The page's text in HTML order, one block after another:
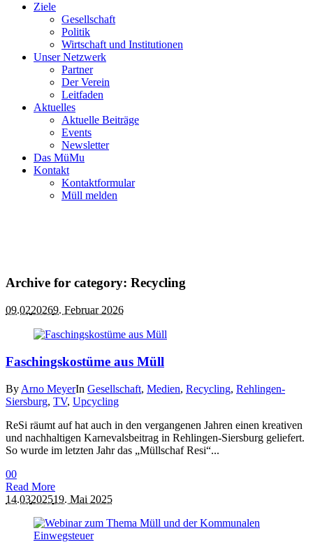
Ziele
Gesellschaft
Politik
Wirtschaft und Institutionen
Unser Netzwerk
Partner
Der Verein
Leitfaden
Aktuelles
Aktuelle Beiträge
Events
Newsletter
Das MüMu
Kontakt
Kontaktformular
Müll melden
Archive for category: Recycling
09.0220269. Februar 2026
Faschingskostüme aus Müll
By Arno MeyerIn Gesellschaft, Medien, Recycling, Rehlingen-
Siersburg, TV, Upcycling
ReSi räumt auf hat auch in den vergangenen Jahren einen kreativen
und nachhaltigen Karnevalsbeitrag in Rehlingen-Siersburg geliefert.
So wurde im letzten Jahr das „Müllschaf Resi“...
00
Read More
14.03202519. Mai 2025